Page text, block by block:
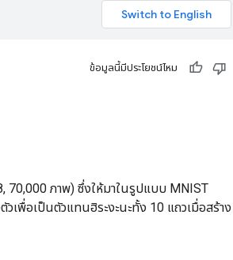
ข้อมูลนี้มีประโยชน์ไหม
ภาพ) ซึ่งให้มาในรูปแบบ MNIST
เพื่อเป็นตัวแทนฮิระงะนะทั้ง 10 แถวเมื่อสร้าง